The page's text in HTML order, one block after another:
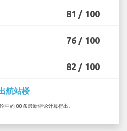
81 / 100
76 / 100
82 / 100
航站楼
中的 88 条最新评论计算得出。